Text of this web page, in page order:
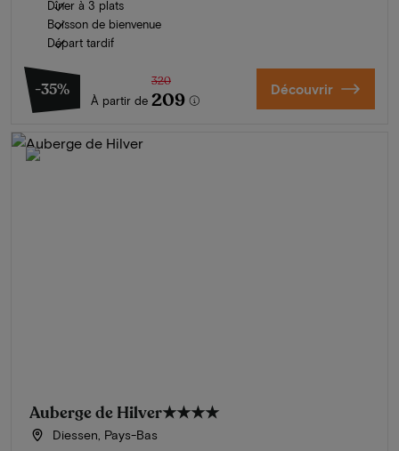
Dîner à 3 plats
Boisson de bienvenue
Départ tardif
-35%
À partir de
320
209 Découvrir
Auberge de Hilver★★★★
Diessen, Pays-Bas